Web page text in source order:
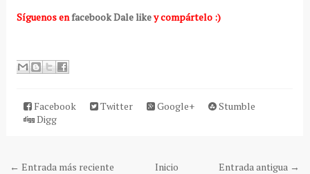
Síguenos enfacebook Dale likey compártelo :)
Facebook Twitter Google+
Stumble
Digg
← Entrada más reciente Entrada antigua →
Inicio